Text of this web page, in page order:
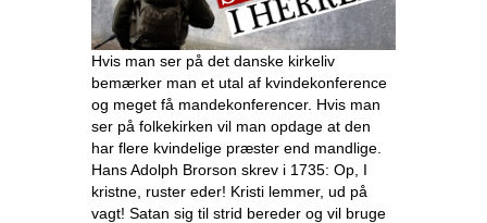
Hvis man ser på det danske kirkeliv
bemærker man et utal af kvindekonference
og meget få mandekonferencer. Hvis man
ser på folkekirken vil man opdage at den
har flere kvindelige præster end mandlige.
Hans Adolph Brorson skrev i 1735: Op, I
kristne, ruster eder! Kristi lemmer, ud på
vagt! Satan sig til strid bereder og vil bruge